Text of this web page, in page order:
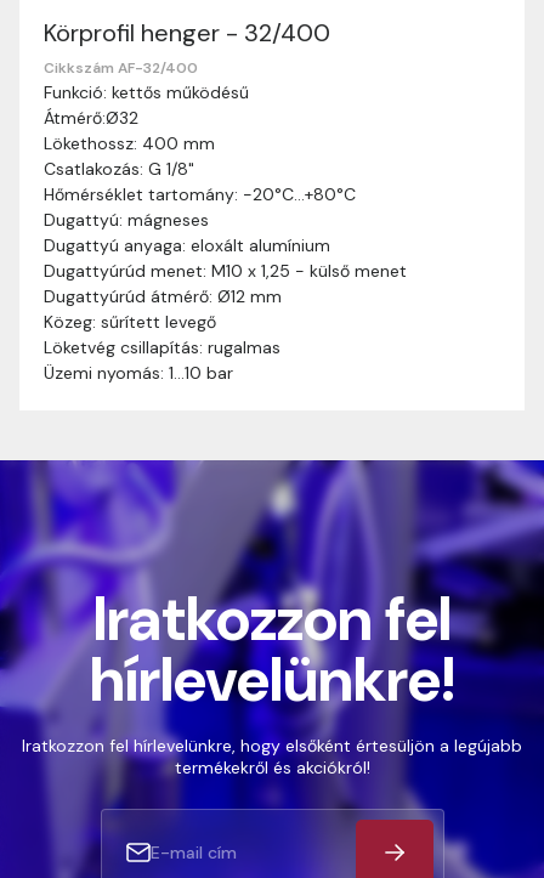
Körprofil henger - 32/400
Cikkszám AF-32/400
Funkció: kettős működésű
Átmérő:Ø32
Lökethossz: 400 mm
Csatlakozás: G 1/8"
Hőmérséklet tartomány: -20°C…+80°C
Dugattyú: mágneses
Dugattyú anyaga: eloxált alumínium
Dugattyúrúd menet: M10 x 1,25 - külső menet
Dugattyúrúd átmérő: Ø12 mm
Közeg: sűrített levegő
Löketvég csillapítás: rugalmas
Üzemi nyomás: 1…10 bar
Szállítási információk
Nagyon köszönjük, hogy webshopunkat választottátok
vásárlásaitokhoz. Az alábbiakban megtaláljátok szállítási
információinkat, hogy a vásárlásotok gördülékenyen és
zökkenőmentesen történhessen.
Szállítási idő:Általában a megrendeléseket 2-5
munkanapon belül kézbesítjük. Amennyiben
valamilyen okból kifolyólag a szállítás hosszabb
ideig tart, előre értesítünk benneteket.
Szállítási díj:A szállítási díj függ a termék súlyától
és a szállítási cím távolságától. A pontos szállítási
díjat a vásárlás folyamata során megtekinthetitek,
mielőtt a rendelést véglegesítitek.
Iratkozzon fel
hírlevelünkre!
Iratkozzon fel hírlevelünkre, hogy elsőként értesüljön a legújabb
termékekről és akciókról!